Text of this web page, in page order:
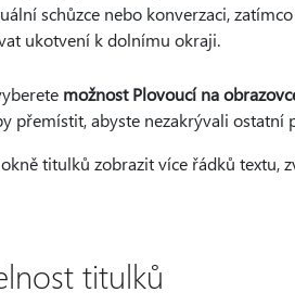
schůzce nebo konverzaci,
ukotvení k dolnímu okraji.
možnost Plovoucí na
přemístit, abyste nezakrývali ostatní
titulků zobrazit více řádků
titulků